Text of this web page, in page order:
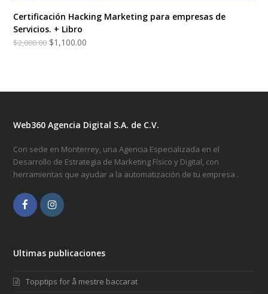
Certificación Hacking Marketing para empresas de
Servicios. + Libro
$2,000.00 $1,100.00
Web360 Agencia Digital S.A. de C.V.
Con sede en Monterrey, una Agencia Especializada en el
Desarrollo de Estrategia de Marketing Físico y Digital, con
herramientas que ayudar a la automatización de tu empresa .
FacebookInstagram
Ultimas publicaciones
Topptips for å mestre baccarat